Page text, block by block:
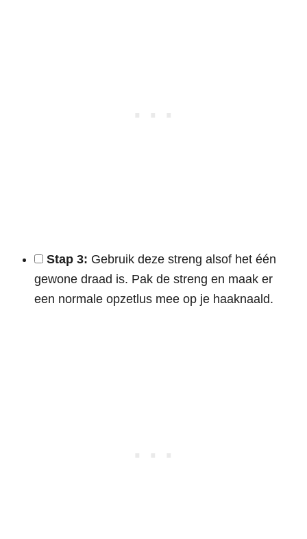
Stap 3: Gebruik deze streng alsof het één
gewone draad is. Pak de streng en maak er
een normale opzetlus mee op je haaknaald.